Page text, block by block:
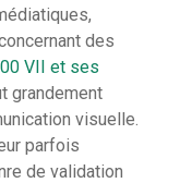
des
VII et ses
grandement
visuelle.
parfois
de validation